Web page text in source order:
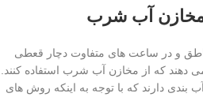
مخازن آب شرب
و در ساعت های متفاوت دچار قعطی
که از مخازن آب شرب استفاده کنند.
بندی دارند که با توجه به اینکه روش های